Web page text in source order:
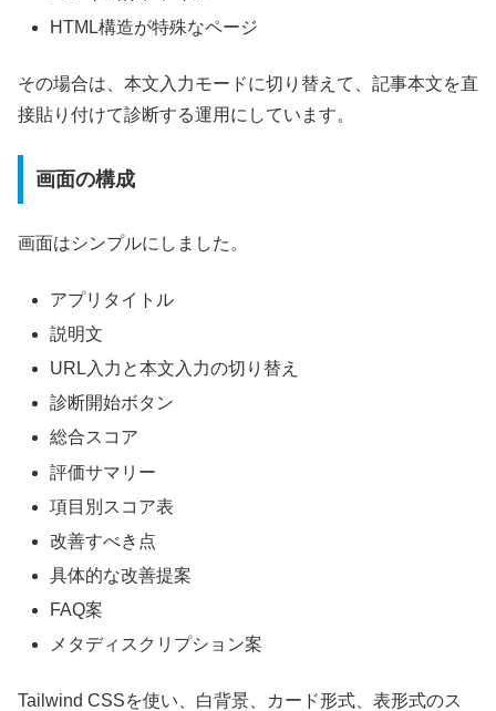
HTML構造が特殊なページ
その場合は、本文入力モードに切り替えて、記事本文を直
接貼り付けて診断する運用にしています。
画面の構成
画面はシンプルにしました。
アプリタイトル
説明文
URL入力と本文入力の切り替え
診断開始ボタン
総合スコア
評価サマリー
項目別スコア表
改善すべき点
具体的な改善提案
FAQ案
メタディスクリプション案
Tailwind CSSを使い、白背景、カード形式、表形式のス